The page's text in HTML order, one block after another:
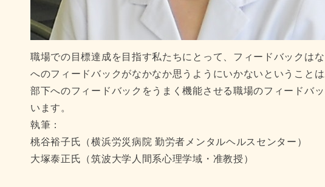
職場での目標達成を目指す私たちにとって、フィードバックは
へのフィードバックがなかなか思うようにいかないということ
部下へのフィードバックをうまく機能させる職場のフィードバ
います。
執筆：
桃谷裕子氏（横浜労災病院 勤労者メンタルヘルスセンター）
大塚泰正氏（筑波大学人間系心理学域・准教授）